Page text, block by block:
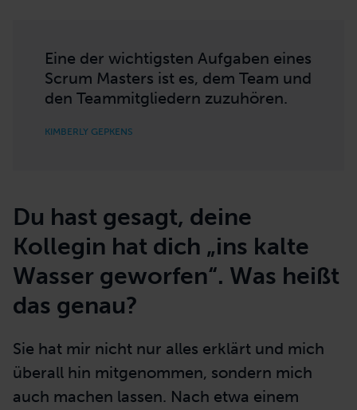
Eine der wichtigsten Aufgaben eines
Scrum Masters ist es, dem Team und
den Teammitgliedern zuzuhören.
KIMBERLY GEPKENS
Du hast gesagt, deine
Kollegin hat dich „ins kalte
Wasser geworfen“. Was heißt
das genau?
Sie hat mir nicht nur alles erklärt und mich
überall hin mitgenommen, sondern mich
auch machen lassen. Nach etwa einem